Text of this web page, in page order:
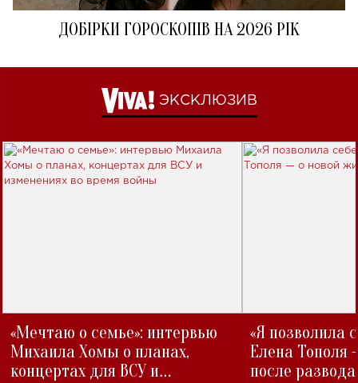
ДОБІРКИ ГОРОСКОПІВ НА 2026 РІК
ЭКСКЛЮЗИВ
«Мечтаю о семье»: интервью
Михаила Хомы о планах,
концертах для ВСУ и
«Я позволила
Елена Тополя
после развода